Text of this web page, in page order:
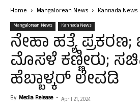
Home Mangalorean News Kannada News
Mangalorean News Kannada News
ನೇಹಾ ಹತ್ಯೆ
ಮೊಸಳೆ ಕಣ್ಣೀರು;
ಹೆಬ್ಬಾಳ್ಕರ್ ಲೇವಡಿ
By Media Release - April 21, 2024